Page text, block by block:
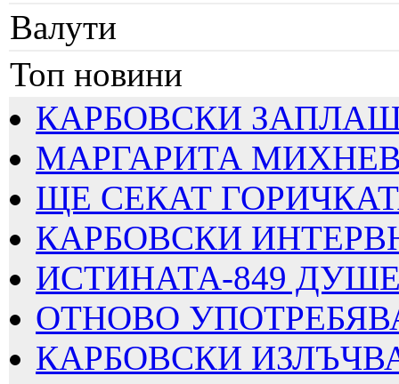
Валути
Топ новини
КАРБОВСКИ
МАРГАРИТА
ЩЕ СЕКАТ
КАРБОВСКИ
ИСТИНАТА-849
ОТНОВО
КАРБОВСКИ